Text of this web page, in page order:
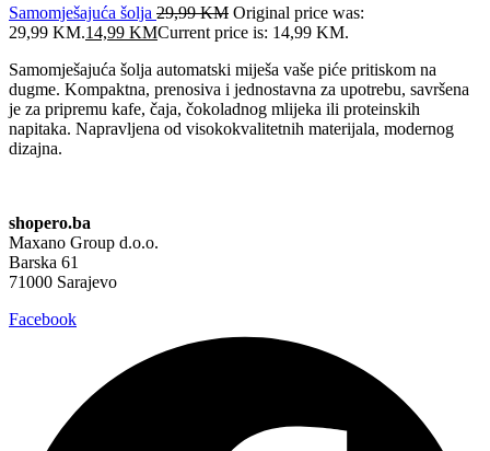
Samomješajuća šolja 29,99KM Original price was:
29,99 KM.14,99 KMCurrent price is: 14,99 KM.
Samomješajuća šolja automatski miješa vaše piće pritiskom na
dugme. Kompaktna, prenosiva i jednostavna za upotrebu, savršena
je za pripremu kafe, čaja, čokoladnog mlijeka ili proteinskih
napitaka. Napravljena od visokokvalitetnih materijala, modernog
dizajna.
shopero.ba
Maxano Group d.o.o.
Barska 61
71000 Sarajevo
Facebook